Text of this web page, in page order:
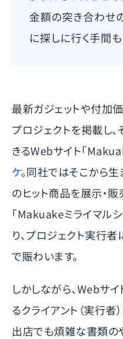
金額の突き合わせ
に探しに行く手間
最新ガジェットや付加
プロジェクトを掲載し
きるWebサイト「
ケ。同社ではそこから
のヒット商品を展示・
「Makuakeミライマル
り、プロジェクト実行
で賑わいます。
しかしながら、Webサ
るクライアント（実行者
出店でも煩雑な書類の